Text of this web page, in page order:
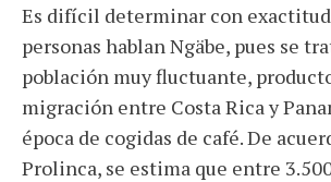
Es difícil determinar con
personas hablan Ngäbe, pues se
población muy fluctuante,
migración entre Costa Rica y
época de cogidas de café. De
Prolinca, se estima que entre